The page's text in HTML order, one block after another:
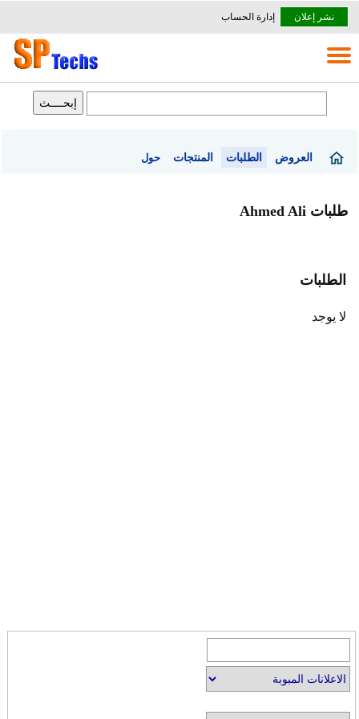
نشر إعلان إدارة الحساب
العروض الطلبات المنتجات حول
طلبات Ahmed Ali
الطلبات
لا يوجد